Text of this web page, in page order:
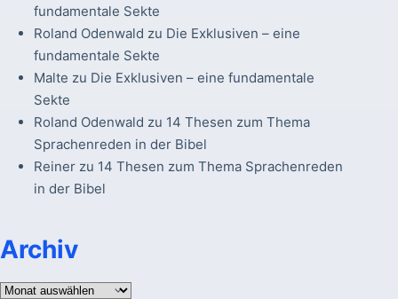
fundamentale Sekte
Roland Odenwald zu Die Exklusiven – eine
fundamentale Sekte
Malte zu Die Exklusiven – eine fundamentale
Sekte
Roland Odenwald zu 14 Thesen zum Thema
Sprachenreden in der Bibel
Reinerzu 14 Thesen zum Thema Sprachenreden
in der Bibel
Archiv
Archiv